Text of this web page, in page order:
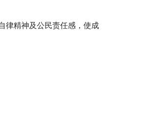
律精神及公民责任感，使成